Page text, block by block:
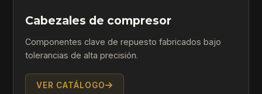
Cabezales de compresor
Componentes clave de repuesto fabricados bajo
tolerancias de alta precisión.
VER CATÁLOGO